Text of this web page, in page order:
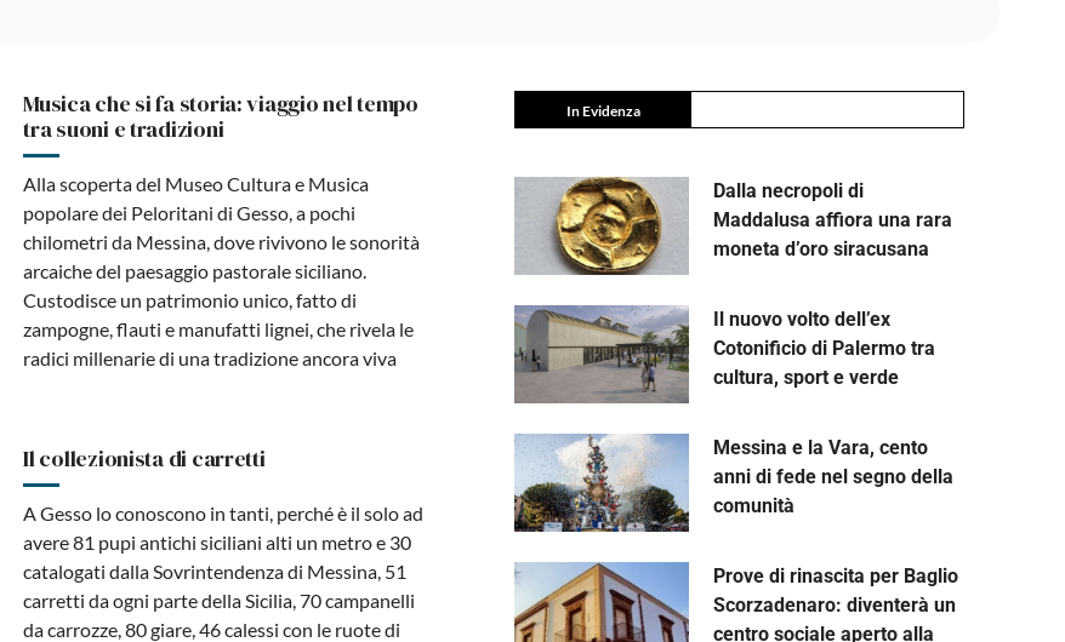
Musica che si fa storia: viaggio nel tempo
tra suoni e tradizioni
Alla scoperta del Museo Cultura e Musica
popolare dei Peloritani di Gesso, a pochi
chilometri da Messina, dove rivivono le sonorità
arcaiche del paesaggio pastorale siciliano.
Custodisce un patrimonio unico, fatto di
zampogne, flauti e manufatti lignei, che rivela le
radici millenarie di una tradizione ancora viva
Il collezionista di carretti
A Gesso lo conoscono in tanti, perché è il solo ad
avere 81 pupi antichi siciliani alti un metro e 30
catalogati dalla Sovrintendenza di Messina, 51
carretti da ogni parte della Sicilia, 70 campanelli
da carrozze, 80 giare, 46 calessi con le ruote di
In Evidenza
Dalla necropoli di
Maddalusa affiora una rara
moneta d’oro siracusana
Il nuovo volto dell’ex
Cotonificio di Palermo tra
cultura, sport e verde
Messina e la Vara, cento
anni di fede nel segno della
comunità
Prove di rinascita per Baglio
Scorzadenaro: diventerà un
centro sociale aperto alla